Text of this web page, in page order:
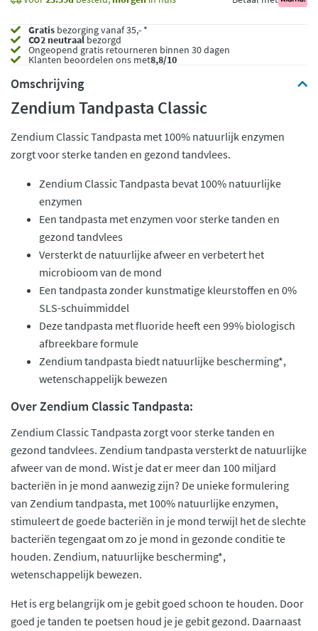
Gratis bezorging vanaf 35,- *
CO2 neutraalbezorgd
Ongeopend gratis retourneren binnen 30 dagen
Klanten beoordelen ons met8,8/10
Omschrijving
Zendium Tandpasta Classic
Zendium Classic Tandpasta met 100% natuurlijk enzymen
zorgt voor sterke tanden en gezond tandvlees.
Zendium Classic Tandpasta bevat 100% natuurlijke
enzymen
Een tandpasta met enzymen voor sterke tanden en
gezond tandvlees
Versterkt de natuurlijke afweer en verbetert het
microbioom van de mond
Een tandpasta zonder kunstmatige kleurstoffen en 0%
SLS-schuimmiddel
Deze tandpasta met fluoride heeft een 99% biologisch
afbreekbare formule
Zendium tandpasta biedt natuurlijke bescherming*,
wetenschappelijk bewezen
Over Zendium Classic Tandpasta:
Zendium Classic Tandpasta zorgt voor sterke tanden en
gezond tandvlees. Zendium tandpasta versterkt de natuurlijke
afweer van de mond. Wist je dat er meer dan 100 miljard
bacteriën in je mond aanwezig zijn? De unieke formulering
van Zendium tandpasta, met 100% natuurlijke enzymen,
stimuleert de goede bacteriën in je mond terwijl het de slechte
bacteriën tegengaat om zo je mond in gezonde conditie te
houden. Zendium, natuurlijke bescherming*,
wetenschappelijk bewezen.
Het is erg belangrijk om je gebit goed schoon te houden. Door
goed je tanden te poetsen houd je je gebit gezond. Daarnaast